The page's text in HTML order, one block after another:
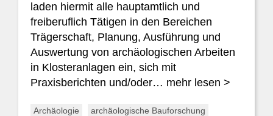
laden hiermit alle hauptamtlich und
freiberuflich Tätigen in den Bereichen
Trägerschaft, Planung, Ausführung und
Auswertung von archäologischen Arbeiten
in Klosteranlagen ein, sich mit
Praxisberichten und/oder… mehr lesen >
Archäologie
archäologische Bauforschung